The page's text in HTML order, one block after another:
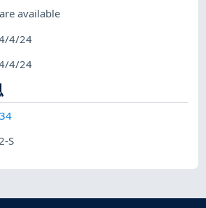
available
4/24
4/24
S